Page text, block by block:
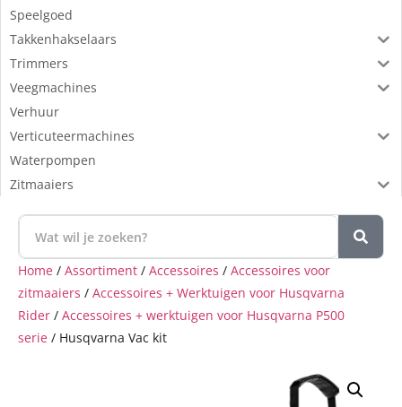
Speelgoed
Takkenhakselaars
Trimmers
Veegmachines
Verhuur
Verticuteermachines
Waterpompen
Zitmaaiers
Home / Assortiment / Accessoires / Accessoires voor
zitmaaiers / Accessoires + Werktuigen voor Husqvarna
Rider / Accessoires + werktuigen voor Husqvarna P500
serie / Husqvarna Vac kit